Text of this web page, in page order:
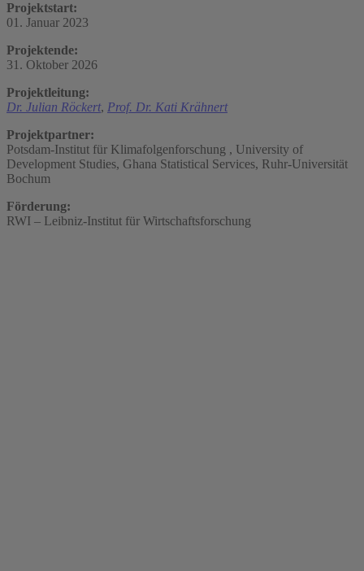
Projektstart:
01. Januar 2023
Projektende:
31. Oktober 2026
Projektleitung:
Dr. Julian Röckert, Prof. Dr. Kati Krähnert
Projektpartner:
Potsdam-Institut für Klimafolgenforschung , University of
Development Studies, Ghana Statistical Services, Ruhr-Universität
Bochum
Förderung:
RWI – Leibniz-Institut für Wirtschaftsforschung